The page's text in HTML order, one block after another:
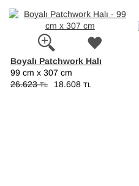
Boyalı Patchwork Halı
99 cm x 307 cm
26.623TL 18.608 TL